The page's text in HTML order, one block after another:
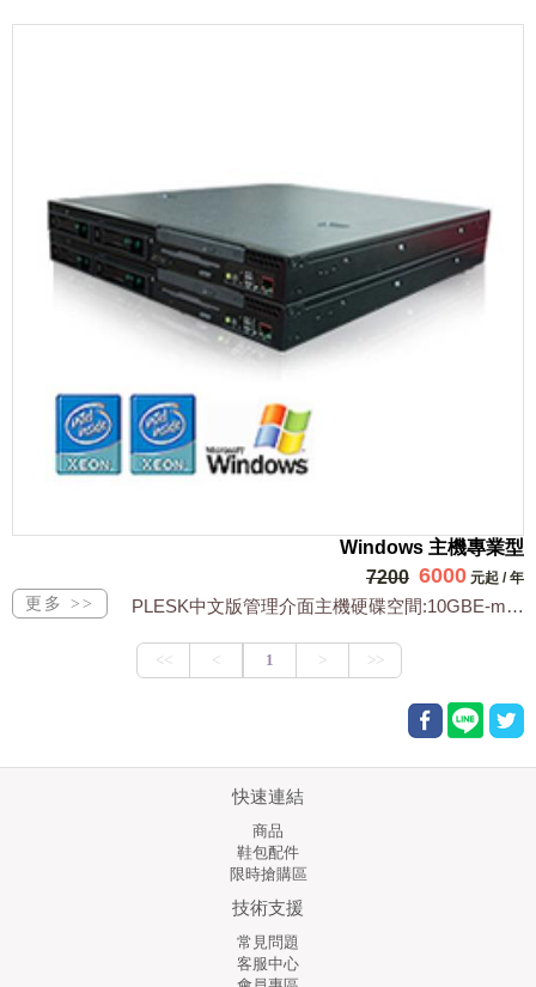
Windows 主機專業型
7200 6000 元起 /年
PLESK中文版管理介面主機硬碟空間:10GBE-mail 帳號數:10個每月流...
快速連結
商品
鞋包配件
限時搶購區
技術支援
常見問題
客服中心